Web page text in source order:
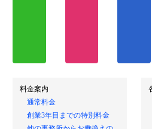
料金案内
通常料金
創業3年目までの特別料金